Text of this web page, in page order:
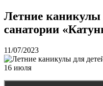
Летние каникулы
санатории
11/07/2023